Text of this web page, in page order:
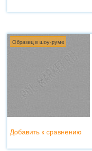
Образец в шоу-руме
Добавить к сравнению